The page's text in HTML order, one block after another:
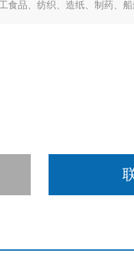
食品、纺织、造纸、制药、船